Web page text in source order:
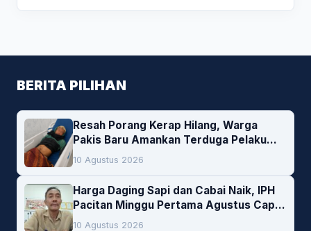
BERITA PILIHAN
Resah Porang Kerap Hilang, Warga
Pakis Baru Amankan Terduga Pelaku
Pencurian
10 Agustus 2026
Harga Daging Sapi dan Cabai Naik, IPH
Pacitan Minggu Pertama Agustus Capai
1,66 Persen. Ini Penjelasan Kabag Ayub
10 Agustus 2026